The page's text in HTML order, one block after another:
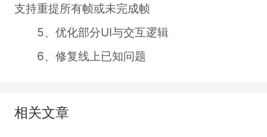
支持重提所有帧或未完成帧
5、优化部分UI与交互逻辑
6、修复线上已知问题
相关文章